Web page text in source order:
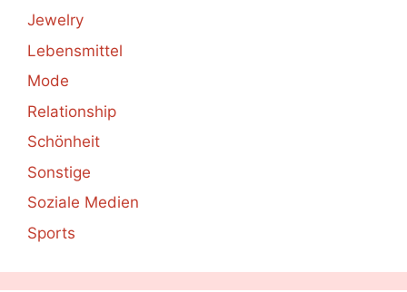
Jewelry
Lebensmittel
Mode
Relationship
Schönheit
Sonstige
Soziale Medien
Sports